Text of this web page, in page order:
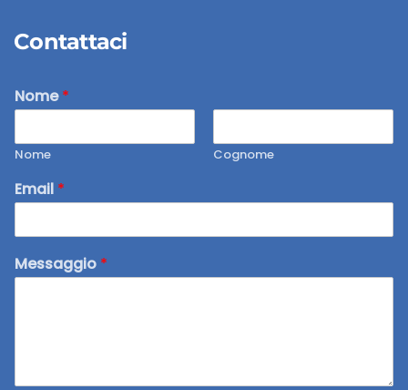
Contattaci
Nome*
Nome Cognome
Email *
Messaggio *